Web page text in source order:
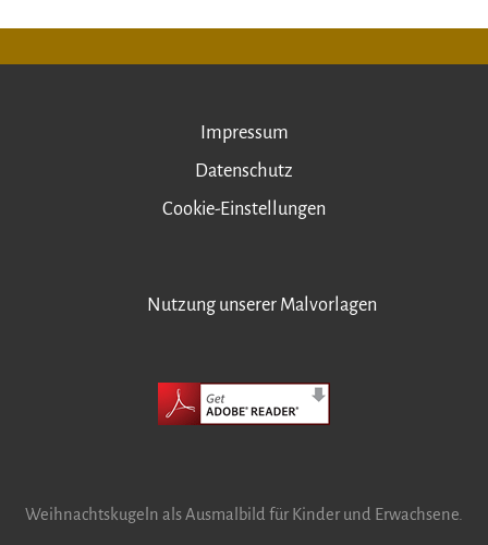
Impressum
Datenschutz
Cookie-Einstellungen
Nutzung unserer Malvorlagen
Weihnachtskugeln als Ausmalbild für Kinder und Erwachsene.